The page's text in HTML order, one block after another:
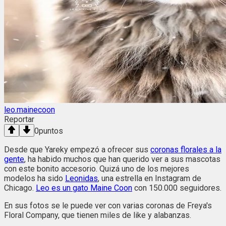
leo.mainecoon
Reportar
0puntos
Desde que Yareky empezó a ofrecer sus coronas florales a la
gente, ha habido muchos que han querido ver a sus mascotas
con este bonito accesorio. Quizá uno de los mejores
modelos ha sido Leonidas, una estrella en Instagram de
Chicago. Leo es un gato Maine Coon con 150.000 seguidores.
En sus fotos se le puede ver con varias coronas de Freya's
Floral Company, que tienen miles de like y alabanzas.